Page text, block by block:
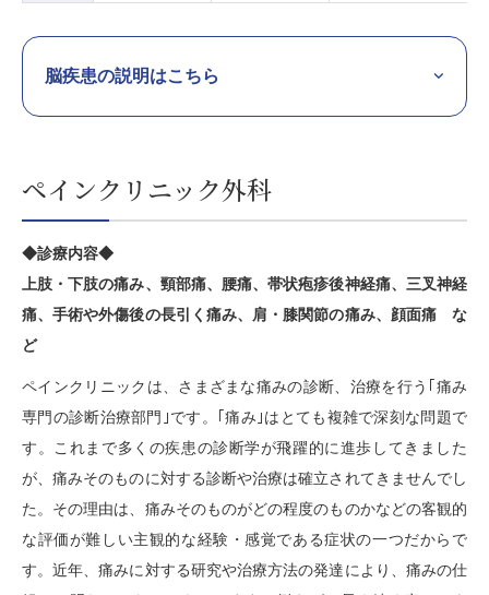
脳疾患の説明はこちら
ペインクリニック外科
◆診療内容◆
上肢・下肢の痛み、頸部痛、腰痛、帯状疱疹後神経痛、三叉神経
痛、手術や外傷後の長引く痛み、肩・膝関節の痛み、顔面痛 な
ど
ペインクリニックは、さまざまな痛みの診断、治療を行う｢痛み
専門の診断治療部門｣です。｢痛み｣はとても複雑で深刻な問題で
す。これまで多くの疾患の診断学が飛躍的に進歩してきました
が、痛みそのものに対する診断や治療は確立されてきませんでし
た。その理由は、痛みそのものがどの程度のものかなどの客観的
な評価が難しい主観的な経験・感覚である症状の一つだからで
す。近年、痛みに対する研究や治療方法の発達により、痛みの仕